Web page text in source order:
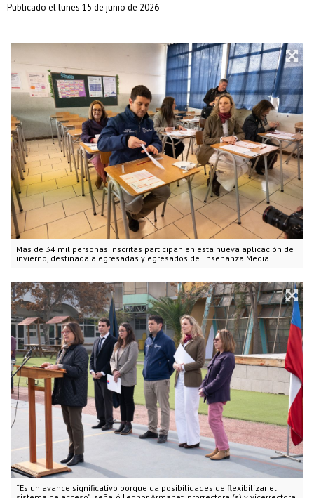
Más de 34 mil personas inscritas participan en esta nueva aplicación de
invierno, destinada a egresadas y egresados de Enseñanza Media.
“Es un avance significativo porque da posibilidades de flexibilizar el
Publicado el lunes 15 de junio de 2026